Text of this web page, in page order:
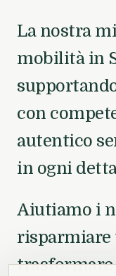
La nostra
mobilità in
con
autentico
in ogni
Aiutiamo i
risparmiare